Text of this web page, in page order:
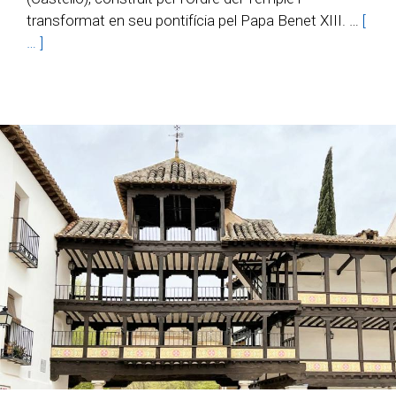
transformat en seu pontifícia pel Papa Benet XIII. … [
… ]